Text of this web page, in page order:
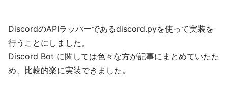
DiscordのAPIラッパーであるdiscord.pyを使って実装を
行うことにしました。
Discord Bot に関しては色々な方が記事にまとめていたた
め、比較的楽に実装できました。